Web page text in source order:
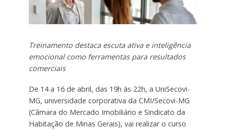
Treinamento destaca escuta ativa e inteligência
emocional como ferramentas para resultados
comerciais
De 14 a 16 de abril, das 19h às 22h, a UniSecovi-
MG, universidade corporativa da CMI/Secovi-MG
(Câmara do Mercado Imobiliário e Sindicato da
Habitação de Minas Gerais), vai realizar o curso